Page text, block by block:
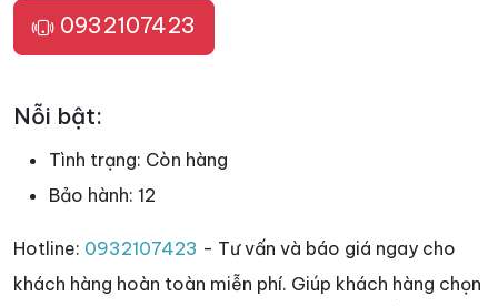
0932107423
Nỗi bật:
Tình trạng: Còn hàng
Bảo hành: 12
Hotline: 0932107423 - Tư vấn và báo giá ngay cho
khách hàng hoàn toàn miễn phí. Giúp khách hàng chọn